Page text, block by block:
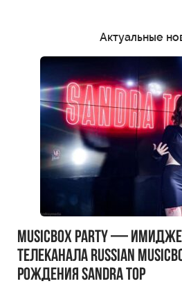
Актуальные
MUSICBOX PARTY —
телеканала RUSSIAN
рождения Sandra Top